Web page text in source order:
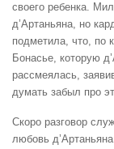
своего ребенка.
д’Артаньяна, но
подметила, что, по
Бонасье, которую
рассмеялась,
думать забыл про
Скоро разговор
любовь